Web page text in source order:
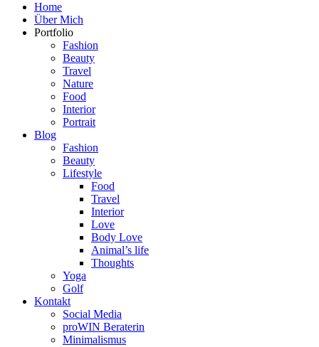
Home
Über Mich
Portfolio
Fashion
Beauty
Travel
Nature
Food
Interior
Portrait
Blog
Fashion
Beauty
Lifestyle
Food
Travel
Interior
Love
Body Love
Animal’s life
Thoughts
Yoga
Golf
Kontakt
Social Media
proWIN Beraterin
Minimalismus